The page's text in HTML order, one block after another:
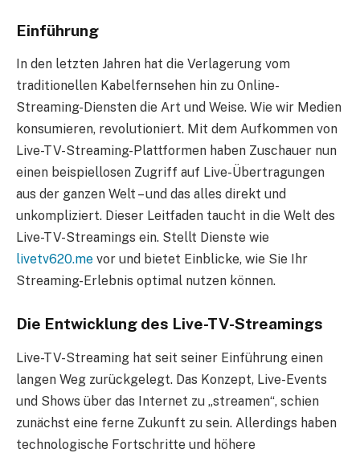
Einführung
In den letzten Jahren hat die Verlagerung vom
traditionellen Kabelfernsehen hin zu Online-
Streaming-Diensten die Art und Weise. Wie wir Medien
konsumieren, revolutioniert. Mit dem Aufkommen von
Live-TV-Streaming-Plattformen haben Zuschauer nun
einen beispiellosen Zugriff auf Live-Übertragungen
aus der ganzen Welt – und das alles direkt und
unkompliziert. Dieser Leitfaden taucht in die Welt des
Live-TV-Streamings ein. Stellt Dienste wie
livetv620.me vor und bietet Einblicke, wie Sie Ihr
Streaming-Erlebnis optimal nutzen können.
Die Entwicklung des Live-TV-Streamings
Live-TV-Streaming hat seit seiner Einführung einen
langen Weg zurückgelegt. Das Konzept, Live-Events
und Shows über das Internet zu „streamen“, schien
zunächst eine ferne Zukunft zu sein. Allerdings haben
technologische Fortschritte und höhere